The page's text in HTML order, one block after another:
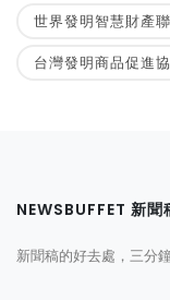
世界發明智慧財產
台灣發明商品促進
NEWSBUFFET 新聞
新聞稿的好去處，三分